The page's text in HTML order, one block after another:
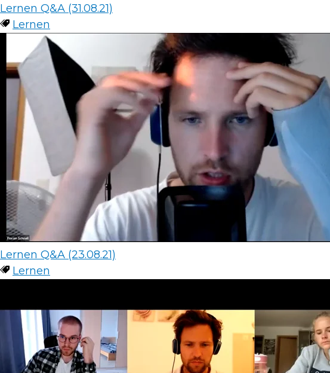
Lernen Q&A (31.08.21)
Lernen
Lernen Q&A (23.08.21)
Lernen